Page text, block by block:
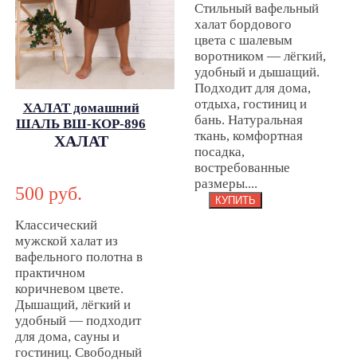
ХАЛАТ домашний
ШАЛЬ ВШ-КОР-896
ХАЛАТ
КОР-896
500 руб.
Классический
мужской халат из
вафельного полотна в
практичном
коричневом цвете.
Дышащий, лёгкий и
удобный — подходит
для дома, сауны и
гостиниц. Свободный
Стильный вафельный
халат бордового
цвета с шалевым
воротником — лёгкий,
удобный и дышащий.
Подходит для дома,
отдыха, гостиниц и
бань. Натуральная
ткань, комфортная
посадка,
востребованные
размеры....